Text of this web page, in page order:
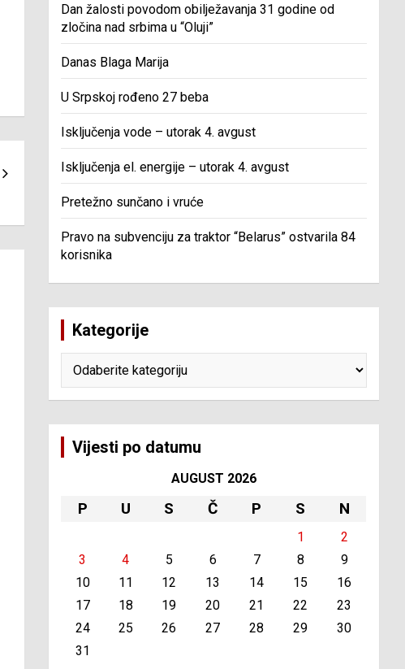
Dan žalosti povodom obilježavanja 31 godine od
zločina nad srbima u “Oluji”
Danas Blaga Marija
U Srpskoj rođeno 27 beba
Isključenja vode – utorak 4. avgust
Isključenja el. energije – utorak 4. avgust
Pretežno sunčano i vruće
Pravo na subvenciju za traktor “Belarus” ostvarila 84
korisnika
Kategorije
Vijesti po datumu
AUGUST 2026
P U S Č P S N
1
2
3
4 5 6 7 8
9
10
11 12 13 14 15
16
17
18 19 20 21 22
23
24
25 26 27 28 29
30
31